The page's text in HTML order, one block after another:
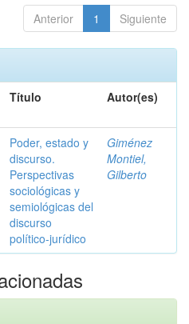
Anterior 1 Siguiente
Título Autor(es)
Poder, estado y
discurso.
Perspectivas
sociológicas y
semiológicas del
discurso
político-jurídico
Giménez
Montiel,
Gilberto